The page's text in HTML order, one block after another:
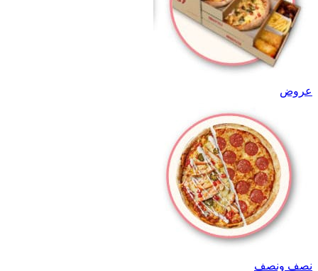
عروض
نصف ونصف